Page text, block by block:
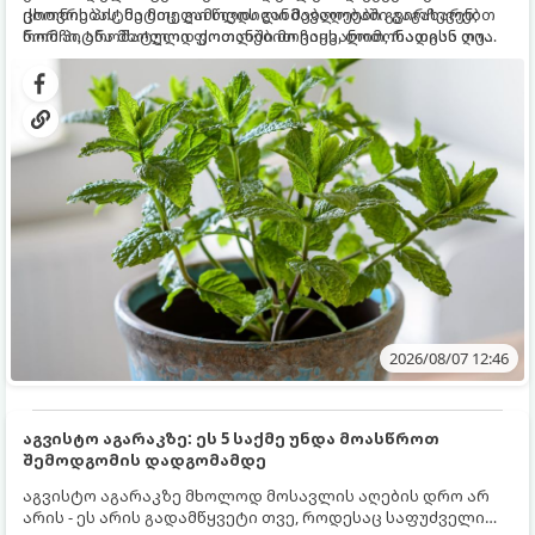
ცხოვრებას, მეტიც, გამოცდილი მებაღეები გვირჩევენ,
რომ პიტნა მხოლოდ ქოთანში მოვიყვანოთ, რადგან ღია
გრუნტში (ბაღში) დარგვისას ის ფესვებით ძალიან
სწრაფად ვრცელდება და სხვა მცენარეებს ავიწროებს.
ქოთნის პიტნა მთელი წლის განმავლობაში გაგახარებთ
ნორჩი, არომატული ფოთლებით ჩაის, ლიმონათისა თუ
კერძებისთვის.
2026/08/07 12:46
აგვისტო აგარაკზე: ეს 5 საქმე უნდა მოასწროთ
შემოდგომის დადგომამდე
აგვისტო აგარაკზე მხოლოდ მოსავლის აღების დრო არ
არის - ეს არის გადამწყვეტი თვე, როდესაც საფუძველი